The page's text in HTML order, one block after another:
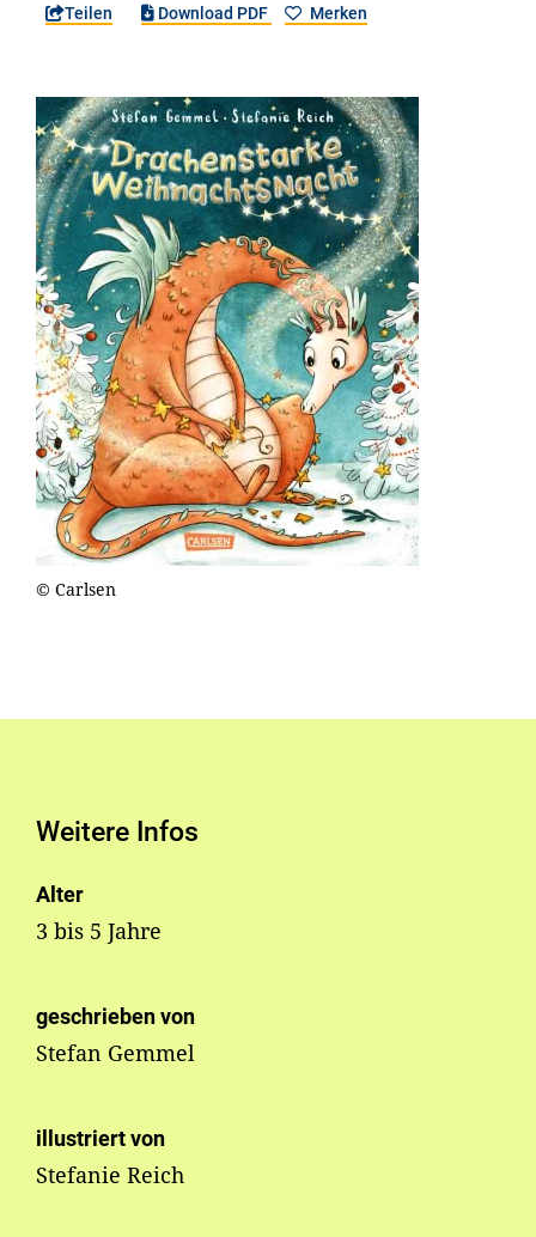
Teilen Download PDF Merken
© Carlsen
Weitere Infos
Alter
3 bis 5 Jahre
geschrieben von
Stefan Gemmel
illustriert von
Stefanie Reich